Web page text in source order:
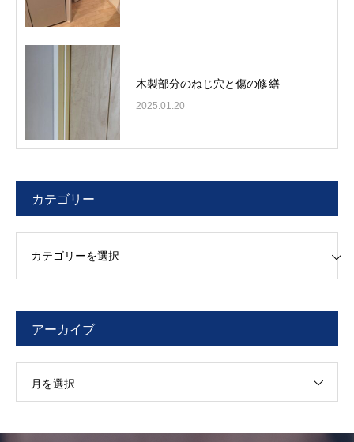
木製部分のねじ穴と傷の修繕
2025.01.20
カテゴリー
アーカイブ
月を選択